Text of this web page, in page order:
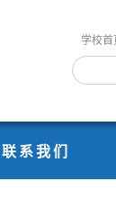
学校首
联系我们